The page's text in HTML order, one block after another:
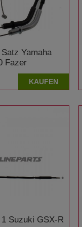
Yamaha
Fazer
KAUFEN
Suzuki GSX-R